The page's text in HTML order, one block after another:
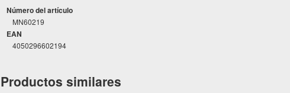
Número del artículo
MN60219
EAN
4050296602194
Productos similares